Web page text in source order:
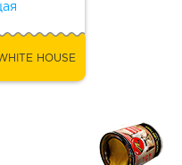
HOUSE